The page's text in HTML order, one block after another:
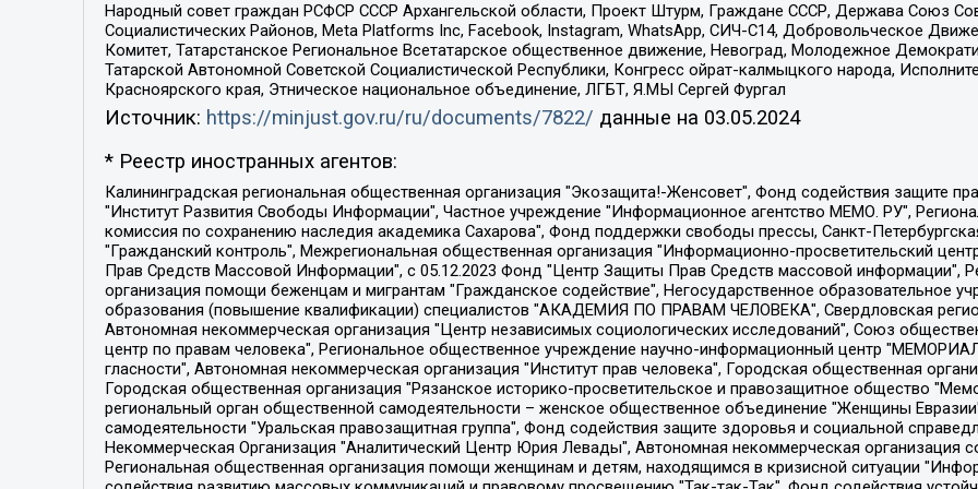
Народный совет граждан РСФСР СССР Архангельской области, Проект Штурм, Граждане СССР, Держава Союз
Социалистических Районов, Meta Platforms Inc, Facebook, Instagram, WhatsApp, СИЧ-С14, Добровольческое
Комитет, Татарстанское Региональное Всетатарское общественное движение, Невоград, Молодежное
Татарской Автономной Советской Социалистической Республики, Конгресс ойрат-калмыцкого народа,
Красноярского края, Этническое национальное объединение, ЛГБТ, Я.МЫ Сергей Фургал
Источник: https://minjust.gov.ru/ru/documents/7822/ данные на 03.05.2024
* Реестр иностранных агентов:
Калининградская региональная общественная организация "Экозащита!-Женсовет", Фонд содействия защите прав и свобод граждан "Общественный вердикт", Фонд "Институт Развития Свободы Информации", Частное учреждение "Информационное агентство МЕМО. РУ", Региональная общественная организация "Общественная комиссия по сохранению наследия академика Сахарова", Фонд поддержки свободы прессы, Санкт-Петербургская общественная правозащитная организация "Гражданский контроль", Межрегиональная общественная организация "Информационно-просветительский центр "Мемориал", Региональный Фонд "Центр Защиты Прав Средств Массовой Информации", с 05.12.2023 Фонд "Центр Защиты Прав Средств массовой информации", Региональная общественная благотворительная организация помощи беженцам и мигрантам "Гражданское содействие", Негосударственное образовательное учреждение дополнительного профессионального образования (повышение квалификации) специалистов "АКАДЕМИЯ ПО ПРАВАМ ЧЕЛОВЕКА", Свердловская региональная общественная организация "Сутяжник", Автономная некоммерческая организация "Центр независимых социологических исследований", Союз общественных объединений "Российский исследовательский центр по правам человека", Региональное общественное учреждение научно-информационный центр "МЕМОРИАЛ", Некоммерческая организация "Фонд защиты гласности", Автономная некоммерческая организация "Институт прав человека", Городская общественная организация "Екатеринбургское общество "МЕМОРИАЛ", Городская общественная организация "Рязанское историко-просветительское и правозащитное общество "Мемориал" (Рязанский Мемориал), Челябинский региональный орган общественной самодеятельности – женское общественное объединение "Женщины Евразии", Челябинский региональный орган общественной самодеятельности "Уральская правозащитная группа", Фонд содействия защите здоровья и социальной справедливости имени Андрея Рылькова, Автономная Некоммерческая Организация "Аналитический Центр Юрия Левады", Автономная некоммерческая организация социальной поддержки населения "Проект Апрель", Региональная общественная организация помощи женщинам и детям, находящимся в кризисной ситуации "Информационно-методический центр "Анна", Фонд содействия развитию массовых коммуникаций и правовому просвещению "Так-так-Так", Фонд содействия устойчивому развитию "Серебряная тайга", Свердловский региональный общественный фонд социальных проектов "Новое время", "Idel.Реалии", Кавказ.Реалии, Крым.Реалии, Телеканал Настоящее Время, Татаро-башкирская служба Радио Свобода (Azatliq Radiosi), Радио Свободная Европа/Радио Свобода (PCE/PC), "Сибирь.Реалии", "Фактограф", Благотворительный фонд помощи осужденным и их семьям, Автономная некоммерческая организация "Институт глобализации и социальных движений", Фонд "В защиту прав заключенных", Частное учреждение "Центр поддержки и содействия развитию средств массовой информации", Пензенский региональный общественный благотворительный фонд "Гражданский союз", "Север.Реалии", Некоммерческая организация Фонд "Правовая инициатива", Общество с ограниченной ответственностью "Радио Свободная Европа/Радио Свобода", Чешское информационное агентство "MEDIUM-ORIENT", Красноярская региональная общественная организация "Мы против СПИДа", Камалягин Денис Николаевич, Маркелов Сергей Евгеньевич, Пономарев Лев Александрович, Савицкая Людмила Алексеевна, Автономная некоммерческая организация "Центр по работе с проблемой насилия "НАСИЛИЮ.НЕТ", Межрегиональный профессиональный союз работников здравоохранения "Альянс врачей", Юридическое лицо, зарегистрированное в Латвийской Республике, SIA "Medusa Project" (регистрационный номер 40103797863, дата регистрации 10.06.2014), Некоммерческая организация "Фонд по борьбе с коррупцией", Автономная некоммерческая организация "Институт права и публичной политики", Баданин Роман Сергеевич, Гликин Максим Александрович, Железнова Мария Михайловна, Лукьянова Юлия Сергеевна, Маетная Елизавета Витальевна, Маняхин Петр Борисович, Чуракова Ольга Владимировна, Ярош Юлия Петровна, Юридическое лицо "The Insider SIA", зарегистрированное в Риге, Латвийская Республика (дата регистрации 26.06.2015), являющееся администратором доменного имени интернет-издания "The Insider SIA", https://theins.ru, Постернак Алексей Евгеньевич, Рубин Михаил Аркадьевич, Анин Роман Александрович, Юридическое лицо Istories fonds, зарегистрированное в Латвийской Республике (регистрационный номер 50008295751, дата регистрации 24.02.2020), Великовский Дмитрий Александрович, Долинина Ирина Николаевна, Мароховская Алеся Алексеевна, Шлейнов Роман Юрьевич, Шмагун Олеся Валентиновна, Общество с ограниченной ответственностью "Альтаир 2021", Общество с ограниченной ответственностью "Вега 2021", Общество с ограниченной ответственностью "Главный редактор 2021", Общество с ограниченной ответственностью "Ромашки монолит", Важенков Артем Валерьевич, Ивановская областная общественная организация "Центр гендерных исследований", Гурман Юрий Альбертович, Медиапроект "ОВД-Инфо", Егоров Владимир Владимирович, Жилинский Владимир Александрович, Общество с ограниченной ответственностью "ЗП", Иванова София Юрьевна, Карезина Инна Павловна, Кильтау Екатерина Викторовна, Петров Алексей Викторович, Пискунов Сергей Евгеньевич, Смирнов Сергей Сергеевич, Тихонов Михаил Сергеевич, Общество с ограниченной ответственностью "ЖУРНАЛИСТ-ИНОСТРАННЫЙ АГЕНТ", Арапова Галина Юрьевна, Вольтская Татьяна Анатольевна, Американская компания "Mason G.E.S. Anonymous Foundation" (США), являющаяся владельцем интернет-издания https://mnews.world/, Компания "Stichting Bellingcat", зарегистрированная в Нидерландах (дата регистрации 11.07.2018), Захаров Андрей Вячеславович, Клепиковская Екатерина Дмитриевна, Общество с ограниченной ответственностью "МЕМО", Перл Роман Александрович, Симонов Евгений Алексеевич, Соловьева Елена Анатольевна, Сотников Даниил Владимирович, Сурначева Елизавета Дмитриевна, Автономная некоммерческая организация по защите прав человека и информированию населения "Якутия – Наше Мнение", Общество с ограниченной ответственностью "Москоу диджитал медиа", с 26.01.2023 Общество с ограниченной ответственностью "Чайка Белые сады", Ветошкина Валерия Валерьевна, Заговора Максим Александрович, Межрегиональное общественное движение "Российская ЛГБТ - сеть", Оленичев Максим Владимирович, Павлов Иван Юрьевич, Скворцова Елена Сергеевна, Общество с ограниченной ответственностью "Как бы инагент", Кочетков Игорь Викторович, Общество с ограниченной ответственностью "Честные выборы", Еланчик Олег Александрович, Общество с ограниченной ответственностью "Нобелевский призыв", Гималова Регина Эмилевна, Григорьев Андрей Валерьевич, Григорьева Алина Александровна, Ассоциация по содействию защите прав призывников, альтернативнослужащих и военнослужащих "Правозащитная группа